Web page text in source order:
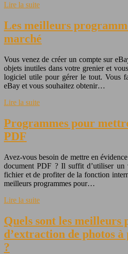
Lire la suite
Les meilleurs
marché
Vous venez de créer un compte sur
objets inutiles dans votre grenier et
logiciel utile pour gérer le tout. Vous
eBay et vous souhaitez obtenir…
Lire la suite
Programmes pour
PDF
Avez-vous besoin de mettre en
document PDF ? Il suffit d’utiliser un
fichier et de profiter de la fonction
meilleurs programmes pour…
Lire la suite
Quels sont les meilleurs
d’extraction de photos
?